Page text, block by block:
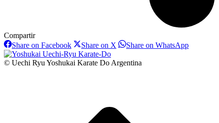
Compartir
Share on FacebookShare
on
Facebook
Share on X Share
X
Share on WhatsAppShare
© Uechi Ryu Yoshukai Karate Do Argentina